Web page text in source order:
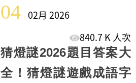
04 02月 2026
840.7 K 人次
猜燈謎2026題目答案大
全！猜燈謎遊戲成語字